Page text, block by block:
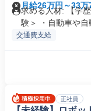
月給26万円～33
求める人材: 【学
験＞ ・自動車や自
交通費支給
正社員